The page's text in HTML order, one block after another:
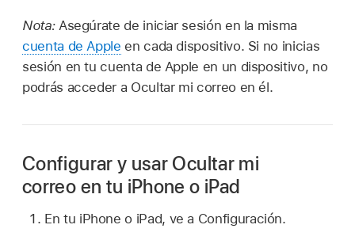
Nota: Asegúrate de iniciar sesión en la misma
cuenta de Apple en cada dispositivo. Si no inicias
sesión en tu cuenta de Apple en un dispositivo, no
podrás acceder a Ocultar mi correo en él.
Configurar y usar Ocultar mi
correo en tu iPhone o iPad
En tu iPhone o iPad, ve a Configuración.